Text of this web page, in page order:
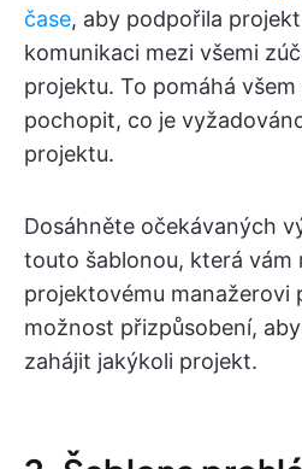
čase, aby podpořila
komunikaci mezi všemi
projektu. To pomáhá
pochopit, co je
projektu.
Dosáhněte očekávaných
touto šablonou, která vám
projektovému manažerovi
možnost přizpůsobení,
zahájit jakýkoli projekt.